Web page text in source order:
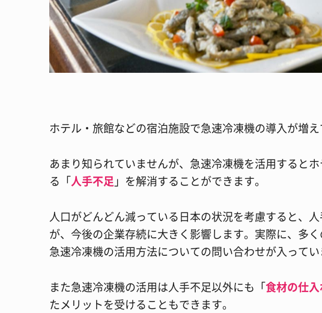
ホテル・旅館などの宿泊施設で急速冷凍機の導入が増
あまり知られていませんが、急速冷凍機を活用すると
る「人手不足」を解消することができます。
人口がどんどん減っている日本の状況を考慮すると、
が、今後の企業存続に大きく影響します。実際に、多
急速冷凍機の活用方法についての問い合わせが入ってい
また急速冷凍機の活用は人手不足以外にも「食材の仕
たメリットを受けることもできます。